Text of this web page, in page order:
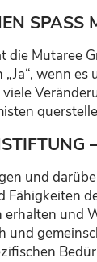
SPASS
die
wenn
und
und
und